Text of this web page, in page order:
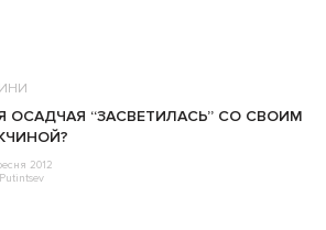
ОСАДЧАЯ “ЗАСВЕТИЛАСЬ” СО СВОИМ
2012